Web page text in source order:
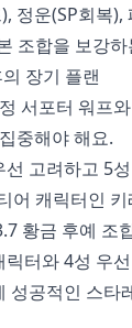
정운(SP회복
조합을 보강
장기 플랜
서포터 워프
중해야 해요.
고려하고 5
어 캐릭터인
황금 후예 조
터와 4성 우
성공적인 스타